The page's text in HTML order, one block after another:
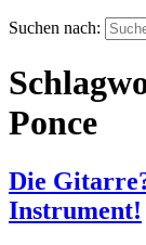
Suchen nach:
Ponce
Die
Instrument!